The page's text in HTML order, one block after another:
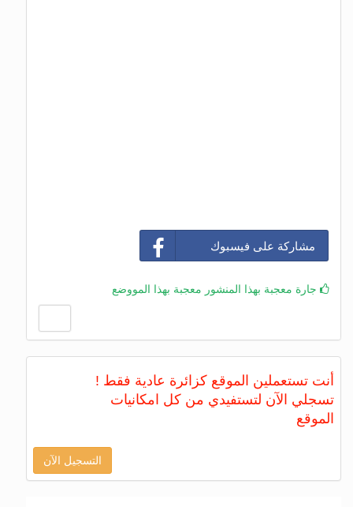
مشاركة على فيسبوك
جارة معجبة بهذا المنشور معجبة بهذا المووضع
أنت تستعملين الموقع كزائرة عادية فقط !
تسجلي الآن لتستفيدي من كل امكانيات
الموقع
التسجيل الآن